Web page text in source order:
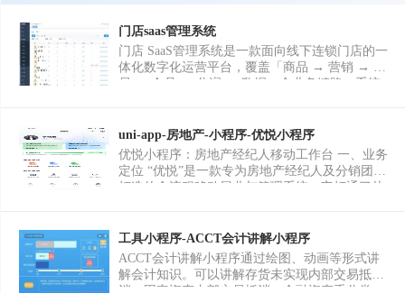
门店saas管理系统
门店 SaaS管理系统是一款面向线下连锁门店的一
体化数字化运营平台，覆盖「商品 → 营销 → 交
易 → 会员 → 分润 → 数据」全业务链路。系统
本地生活服务等行业的连锁品牌提供从前端小程
序商城到后端运营管理的完整解决方案。 系统以
「门店」为核心运营单元，向上承载 SaaS 平台
与商户进件支付能力，向下打通微信生态（公众
分析的闭环管理。
uni-app-房地产-小程序-优悦小程序
优悦小程序：房地产经纪人移动工作台 一、业务
定位 “优悦”是一款专为房地产经纪人及分销团队
打造的全流程移动展业与管理系统。它打通了从
信息不透明、结佣慢、协作难的痛点，通过数字
化手段实现“项目在线化、交易可视化、收益即
时化”，赋能经纪人高效赚钱。 二、核心功能模
块详解 根据界面布局，系统主要包含以下五大核
工具小程序-ACCT会计讲解小程序
ACCT会计讲解小程序通过绘图、动画等形式讲
解会计知识。可以讲解存货未实现内部交易抵